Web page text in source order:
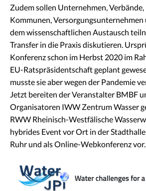
Zudem sollen Unternehmen,
Kommunen, Versorgungsunternehmen
dem wissenschaftlichen Austausch
Transfer in die Praxis diskutieren.
Konferenz schon im Herbst 2020 im
EU-Ratspräsidentschaft geplant
musste sie aber wegen der Pandemie
Jetzt bereiten der Veranstalter BMBF
Organisatoren IWW Zentrum Wasser
RWW Rheinisch-Westfälische
hybrides Event vor Ort in der
Ruhr und als Online-Webkonferenz vor.